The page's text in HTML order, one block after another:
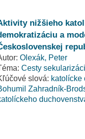
nižšieho
a
Olexák, Peter
Cesty
slová: katolícke
Zahradník-